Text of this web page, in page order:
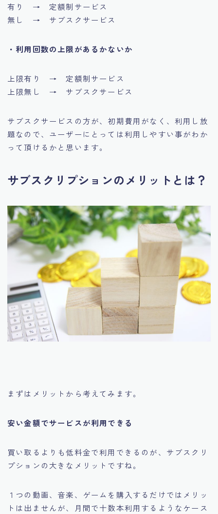
有り → 定額制サービス
無し → サブスクサービス
・利用回数の上限があるかないか
上限有り → 定額制サービス
上限無し → サブスクサービス
サブスクサービスの方が、初期費用がなく、利用し放
題なので、ユーザーにとっては利用しやすい事がわか
って頂けるかと思います。
サブスクリプションのメリットとは？
まずはメリットから考えてみます。
安い金額でサービスが利用できる
買い取るよりも低料金で利用できるのが、サブスクリ
プションの大きなメリットですね。
１つの動画、音楽、ゲームを購入するだけではメリッ
トは出ませんが、月間で十数本利用するようなケース